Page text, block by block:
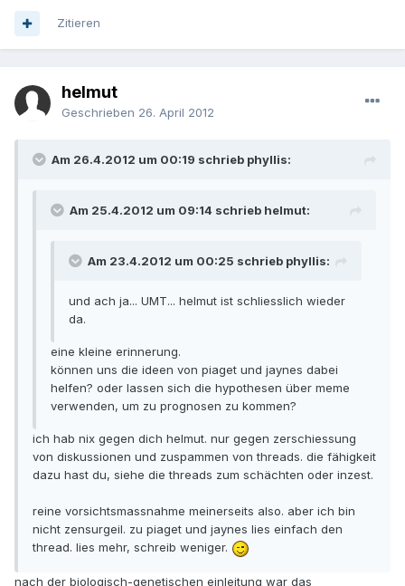
Zitieren
helmut
Geschrieben 26. April 2012
Am 26.4.2012 um 00:19 schrieb phyllis:
Am 25.4.2012 um 09:14 schrieb helmut:
Am 23.4.2012 um 00:25 schrieb phyllis:
und ach ja... UMT... helmut ist schliesslich wieder
da.
eine kleine erinnerung.
können uns die ideen von piaget und jaynes dabei
helfen? oder lassen sich die hypothesen über meme
verwenden, um zu prognosen zu kommen?
ich hab nix gegen dich helmut. nur gegen zerschiessung
von diskussionen und zuspammen von threads. die fähigkeit
dazu hast du, siehe die threads zum schächten oder inzest.
reine vorsichtsmassnahme meinerseits also. aber ich bin
nicht zensurgeil. zu piaget und jaynes lies einfach den
thread. lies mehr, schreib weniger.
nach der biologisch-genetischen einleitung war das